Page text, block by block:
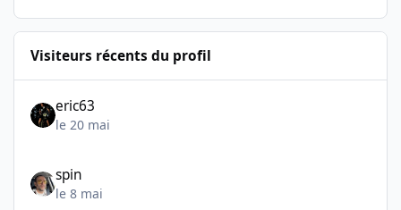
Visiteurs récents du profil
eric63
le 20 mai
spin
le 8 mai